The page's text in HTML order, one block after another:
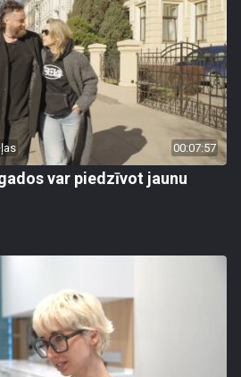
00:07:57
var piedzīvot jaunu